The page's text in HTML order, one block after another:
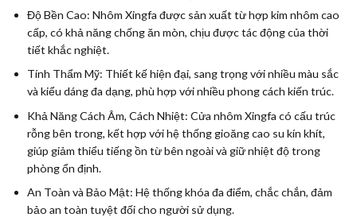
Độ Bền Cao: Nhôm Xingfa được sản xuất từ hợp kim nhôm cao
cấp, có khả năng chống ăn mòn, chịu được tác động của thời
tiết khắc nghiệt.
Tính Thẩm Mỹ: Thiết kế hiện đại, sang trọng với nhiều màu sắc
và kiểu dáng đa dạng, phù hợp với nhiều phong cách kiến trúc.
Khả Năng Cách Âm, Cách Nhiệt: Cửa nhôm Xingfa có cấu trúc
rỗng bên trong, kết hợp với hệ thống gioăng cao su kín khít,
giúp giảm thiểu tiếng ồn từ bên ngoài và giữ nhiệt độ trong
phòng ổn định.
An Toàn và Bảo Mật: Hệ thống khóa đa điểm, chắc chắn, đảm
bảo an toàn tuyệt đối cho người sử dụng.